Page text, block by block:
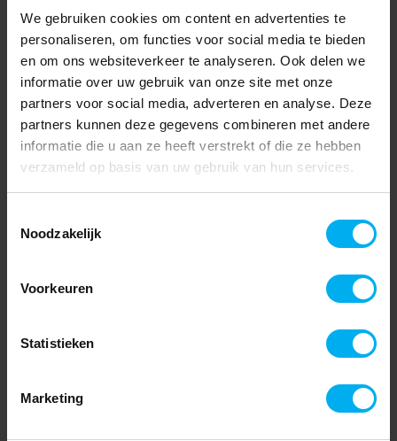
We gebruiken cookies om content en advertenties te
personaliseren, om functies voor social media te bieden
en om ons websiteverkeer te analyseren. Ook delen we
informatie over uw gebruik van onze site met onze
partners voor social media, adverteren en analyse. Deze
partners kunnen deze gegevens combineren met andere
informatie die u aan ze heeft verstrekt of die ze hebben
verzameld op basis van uw gebruik van hun services.
Noodzakelijk
Voorkeuren
Statistieken
Marketing